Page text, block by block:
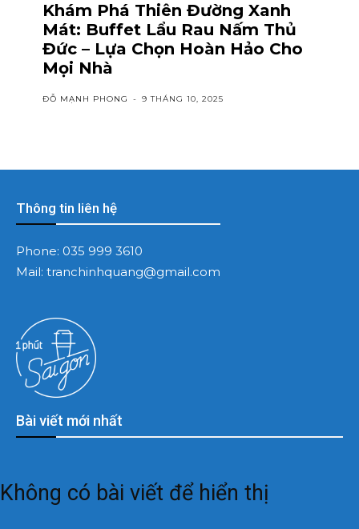
Khám Phá Thiên Đường Xanh
Mát: Buffet Lẩu Rau Nấm Thủ
Đức – Lựa Chọn Hoàn Hảo Cho
Mọi Nhà
ĐỖ MẠNH PHONG - 9 THÁNG 10, 2025
Bài viết mới nhất
Không có bài viết để hiển thị
Thông tin liên hệ
Phone: 035 999 3610
Mail: tranchinhquang@gmail.com